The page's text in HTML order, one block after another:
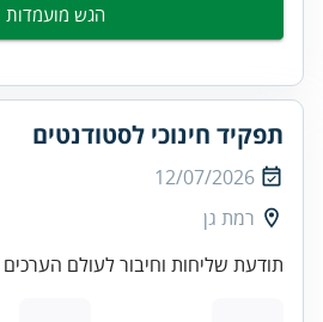
הגש מועמדות
תפקיד חינוכי לסטודנטים
12/07/2026
רמת גן
תודעת שליחות וחיבור לעולם הערכים